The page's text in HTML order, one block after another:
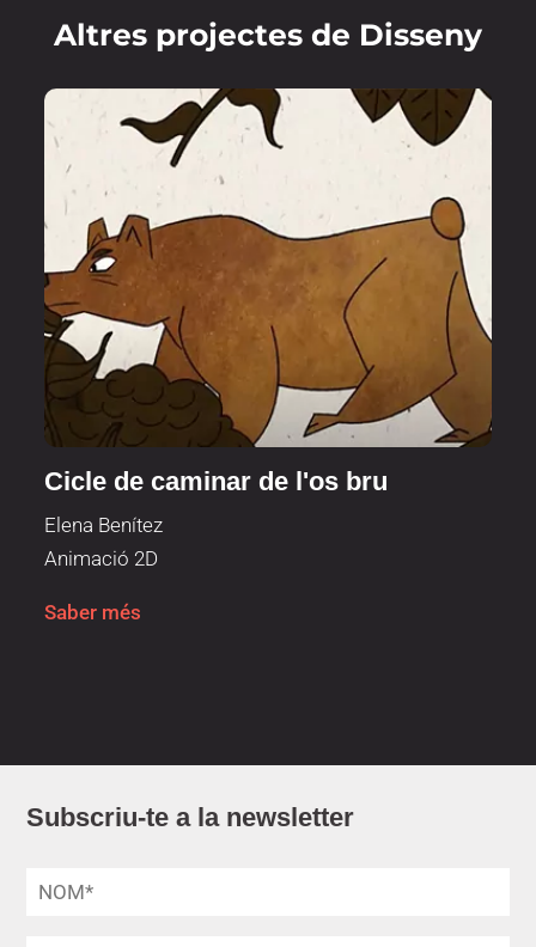
Altres projectes de Disseny
Cicle de caminar de l'os bru
Elena Benítez
Animació 2D
Saber més
Subscriu-te a la newsletter